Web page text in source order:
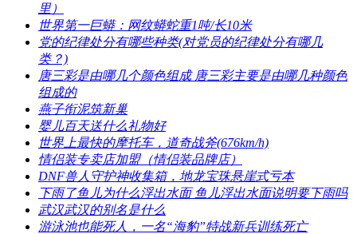
里）
​世界第一巨蟒：网纹蟒蛇重1吨/长10米
​党的纪律处分有哪些种类(对党员的纪律处分有哪几
类？)
​唐三彩是由哪几个颜色组成 唐三彩主要是由哪几种颜色
组成的
​燕子衔泥筑新巢
​婴儿百天送什么礼物好
​世界上最快的摩托车，道奇战斧(676km/h)
​情侣装专卖店加盟（情侣装品牌店）
​DNF兽人守护神收集箱，地龙宝珠悬崖式亏本
​下雨了鱼儿为什么浮出水面 鱼儿浮出水面说明要下雨吗
​武汉武汉的别名是什么
​游泳池也能死人，一名“海豹”特战新兵训练死亡